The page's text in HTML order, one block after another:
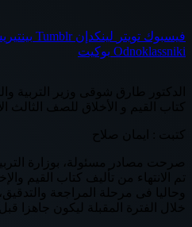
فيسبوك تويتر لينكدإن
Odnoklassniki بوكيت
الدكتور طارق شوقى وزير التربية
كتاب القيم و الأخلاق للصف الثالث
كتبت : ايمان صلاح
صرحت مصادر مسئولة، بوزارة
تم الانتهاء من تأليف كتاب القيم
وحاليا فى مرحلة المراجعة
خلال الفترة المقبلة ليكون جاهزا